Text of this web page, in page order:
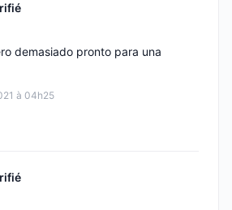
à 04h25
demasiado pronto para una